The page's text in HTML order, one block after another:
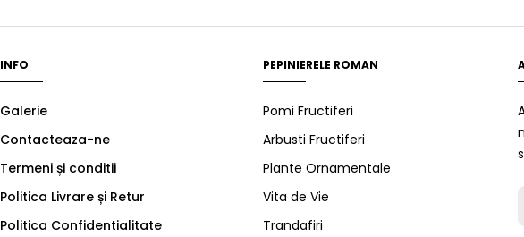
INFO
Galerie
Contacteaza-ne
Termeni și conditii
Politica Livrare și Retur
Politica Confidentialitate
PEPINIERELE ROMAN
Pomi Fructiferi
Arbusti Fructiferi
Plante Ornamentale
Vita de Vie
Trandafiri